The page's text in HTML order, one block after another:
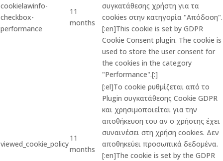
cookielawinfo-
checkbox-
performance
11
months
συγκατάθεσης χρήστη για τα
cookies στην κατηγορία "Απόδοση".
[:en]This cookie is set by GDPR
Cookie Consent plugin. The cookie is
used to store the user consent for
the cookies in the category
"Performance".[:]
viewed_cookie_policy
11
months
[:el]Το cookie ρυθμίζεται από το
Plugin συγκατάθεσης Cookie GDPR
και χρησιμοποιείται για την
αποθήκευση του αν ο χρήστης έχει
συναινέσει στη χρήση cookies. Δεν
αποθηκεύει προσωπικά δεδομένα.
[:en]The cookie is set by the GDPR